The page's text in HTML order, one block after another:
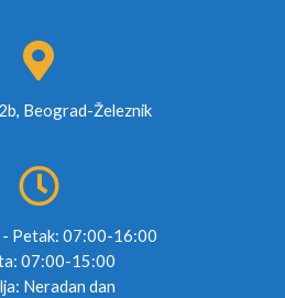
Beograd-Železnik
- Petak: 07:00-16:00
07:00-15:00
Neradan dan